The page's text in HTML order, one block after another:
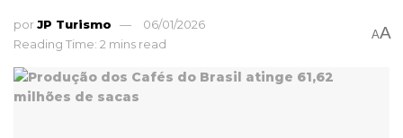
porJP Turismo
06/01/2026
Reading Time: 2 mins read
AA